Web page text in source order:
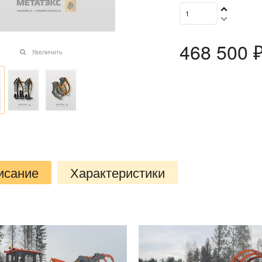
Увеличить 468 500
Характеристики